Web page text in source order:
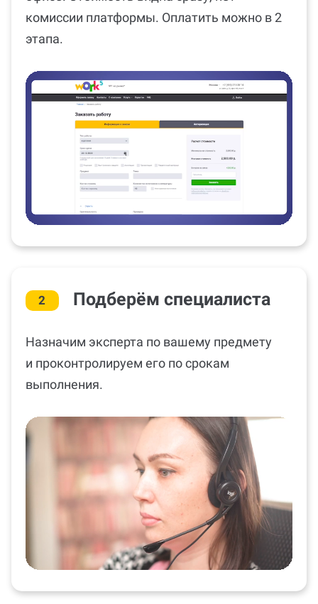
глав для дипломной) онлайн либо в нашем
офисе. Стоимость видна сразу, нет
этапа.
Назначим эксперта по вашему предмету
выполнения.